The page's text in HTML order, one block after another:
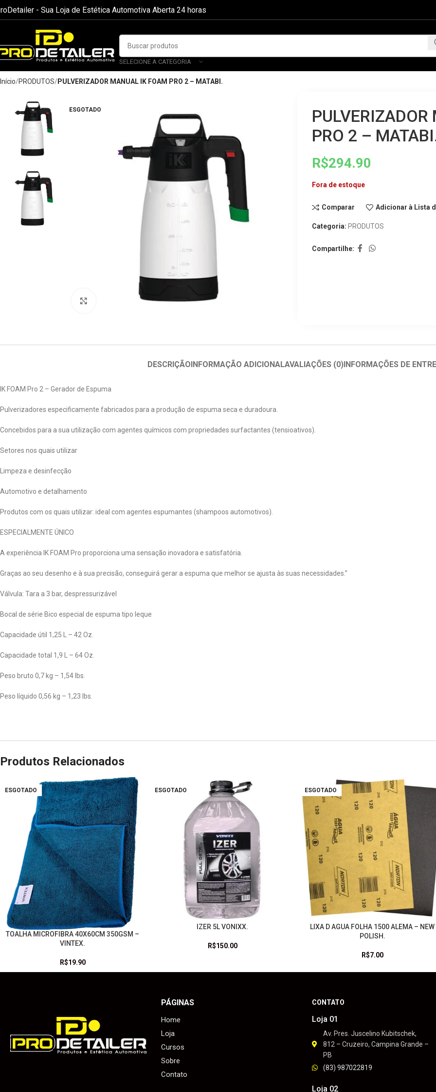
- Sua Loja de Estética Automotiva Aberta 24 horas
SELECIONE A CATEGORIA
Início PRODUTOS PULVERIZADOR MANUAL IK FOAM PRO 2 – MATABI.
ESGOTADO
Clique para ampliar
PRO 2 –
R$294.90
Fora de estoque
Comparar Adicionar à Lista
Categoria: PRODUTOS
Compartilhe:
DESCRIÇÃOINFORMAÇÃO ADICIONALAVALIAÇÕES (0)INFORMAÇÕES DE
IK FOAM Pro 2 – Gerador de Espuma
Pulverizadores especificamente fabricados para a produção de espuma seca e duradoura.
Concebidos para a sua utilização com agentes químicos com propriedades surfactantes (tensioativos).
Setores nos quais utilizar
Limpeza e desinfecção
Automotivo e detalhamento
Produtos com os quais utilizar: ideal com agentes espumantes (shampoos automotivos).
ESPECIALMENTE ÚNICO
A experiência IK FOAM Pro proporciona uma sensação inovadora e satisfatória.
Graças ao seu desenho e à sua precisão, conseguirá gerar a espuma que melhor se ajusta às suas necessidades.”
Válvula: Tara a 3 bar, despressurizável
Bocal de série Bico especial de espuma tipo leque
Capacidade útil 1,25 L – 42 Oz.
Capacidade total 1,9 L – 64 Oz.
Peso bruto 0,7 kg – 1,54 lbs.
Peso líquido 0,56 kg – 1,23 lbs.
Produtos Relacionados
ESGOTADO
LEIA MAIS
TOALHA MICROFIBRA 40X60CM 350GSM –
VINTEX.
R$19.90
ESGOTADO
IZER 5L VONIXX.
R$150.00
ESGOTADO
LEIA MAIS
LIXA D AGUA FOLHA 1500 ALEMA – NEW
POLISH.
R$7.00
PÁGINAS
Home
Loja
Cursos
Sobre
Contato
CONTATO
Loja 01
Av. Pres. Juscelino Kubitschek,
812 – Cruzeiro, Campina Grande –
PB
(83) 987022819
Loja 02